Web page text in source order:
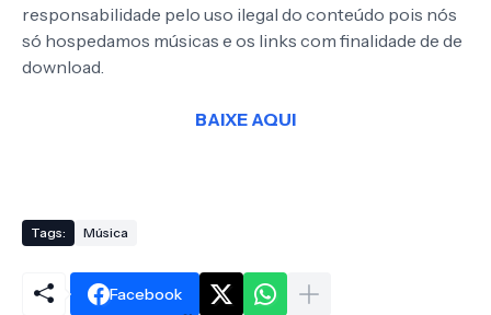
responsabilidade pelo uso ilegal do conteúdo pois nós
só hospedamos músicas e os links com finalidade de de
download.
BAIXE AQUI
Tags: Música
Facebook